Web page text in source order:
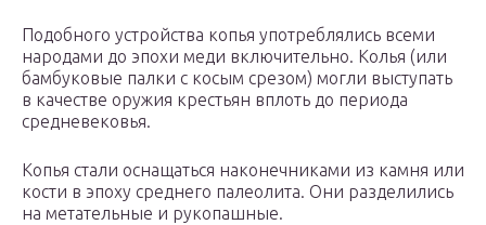
Подобного устройства копья употреблялись всеми
народами до эпохи меди включительно. Колья (или
бамбуковые палки с косым срезом) могли выступать
в качестве оружия крестьян вплоть до периода
средневековья.
Копья стали оснащаться наконечниками из камня или
кости в эпоху среднего палеолита. Они разделились
на метательные и рукопашные.